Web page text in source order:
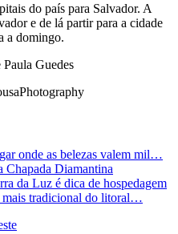
do país para Salvador. A
e de lá partir para a cidade
a domingo.
Guedes
onde as belezas valem mil…
Chapada Diamantina
da Luz é dica de hospedagem
mais tradicional do litoral…